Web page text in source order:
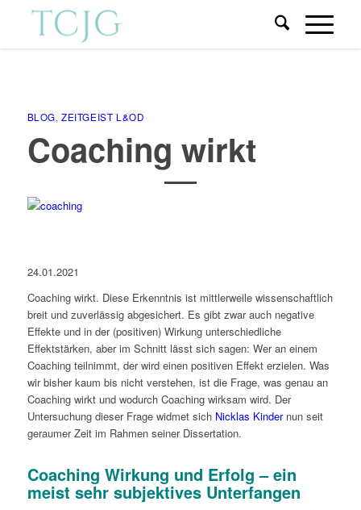
BLOG,ZEITGEIST L&OD
Coaching wirkt
24.01.2021
Coaching wirkt. Diese Erkenntnis ist mittlerweile wissenschaftlich
breit und zuverlässig abgesichert. Es gibt zwar auch negative
Effekte und in der (positiven) Wirkung unterschiedliche
Effektstärken, aber im Schnitt lässt sich sagen: Wer an einem
Coaching teilnimmt, der wird einen positiven Effekt erzielen. Was
wir bisher kaum bis nicht verstehen, ist die Frage, was genau an
Coaching wirkt und wodurch Coaching wirksam wird. Der
Untersuchung dieser Frage widmet sich Nicklas Kindernun seit
geraumer Zeit im Rahmen seiner Dissertation.
Coaching Wirkung und Erfolg – ein
meist sehr subjektives Unterfangen